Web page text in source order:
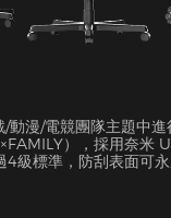
動漫/電競團隊主題中
），採用奈米
級標準，防刮表面可永